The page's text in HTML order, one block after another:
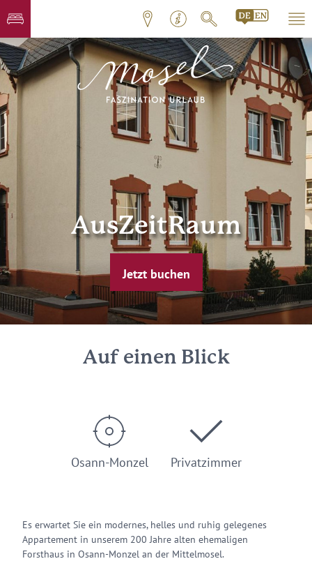
AusZeitRaum
Jetzt buchen
Auf einen Blick
Osann-Monzel Privatzimmer
Es erwartet Sie ein modernes, helles und ruhig gelegenes
Appartement in unserem 200 Jahre alten ehemaligen
Forsthaus in Osann-Monzel an der Mittelmosel.